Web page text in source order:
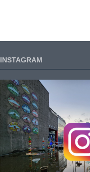
INSTAGRAM